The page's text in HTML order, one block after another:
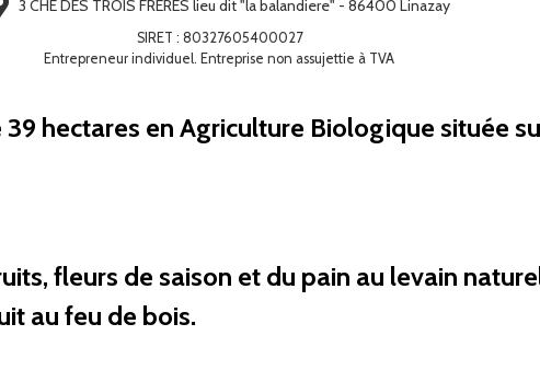
3 CHE DES TROIS FRERES lieu dit "la balandiere" - 86400 Linazay
SIRET : 80327605400027
Entrepreneur individuel. Entreprise non assujettie à TVA
hectares en Agriculture Biologique située
fleurs de saison et du pain au levain
au feu de bois.